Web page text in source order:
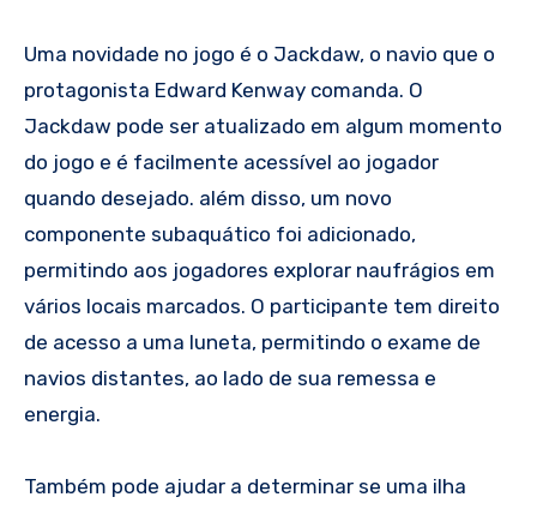
Uma novidade no jogo é o Jackdaw, o navio que o
protagonista Edward Kenway comanda. O
Jackdaw pode ser atualizado em algum momento
do jogo e é facilmente acessível ao jogador
quando desejado. além disso, um novo
componente subaquático foi adicionado,
permitindo aos jogadores explorar naufrágios em
vários locais marcados. O participante tem direito
de acesso a uma luneta, permitindo o exame de
navios distantes, ao lado de sua remessa e
energia.
Também pode ajudar a determinar se uma ilha